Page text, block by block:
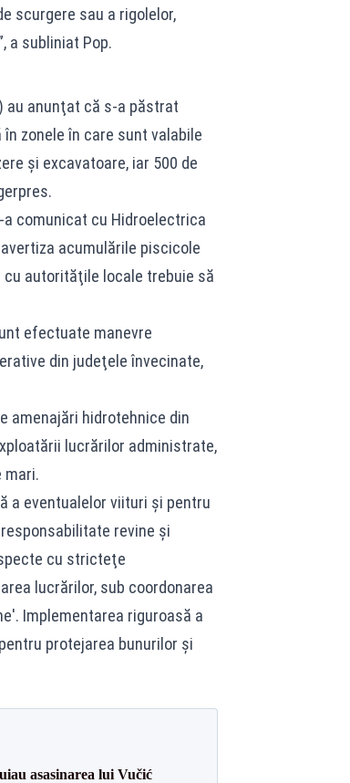
scurgere sau a rigolelor,
a subliniat Pop.
au anunţat că s-a păstrat
zonele în care sunt valabile
şi excavatoare, iar 500 de
comunicat cu Hidroelectrica
acumulările piscicole
autorităţile locale trebuie să
efectuate manevre
din judeţele învecinate,
amenajări hidrotehnice din
lucrărilor administrate,
mari.
a eventualelor viituri şi pentru
revine şi
cu stricteţe
lucrărilor, sub coordonarea
Implementarea riguroasă a
protejarea bunurilor şi
asasinarea lui Vučić